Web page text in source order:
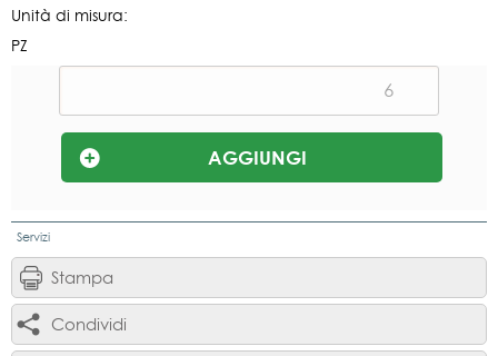
Unità di misura:
PZ
Servizi
Stampa
Condividi